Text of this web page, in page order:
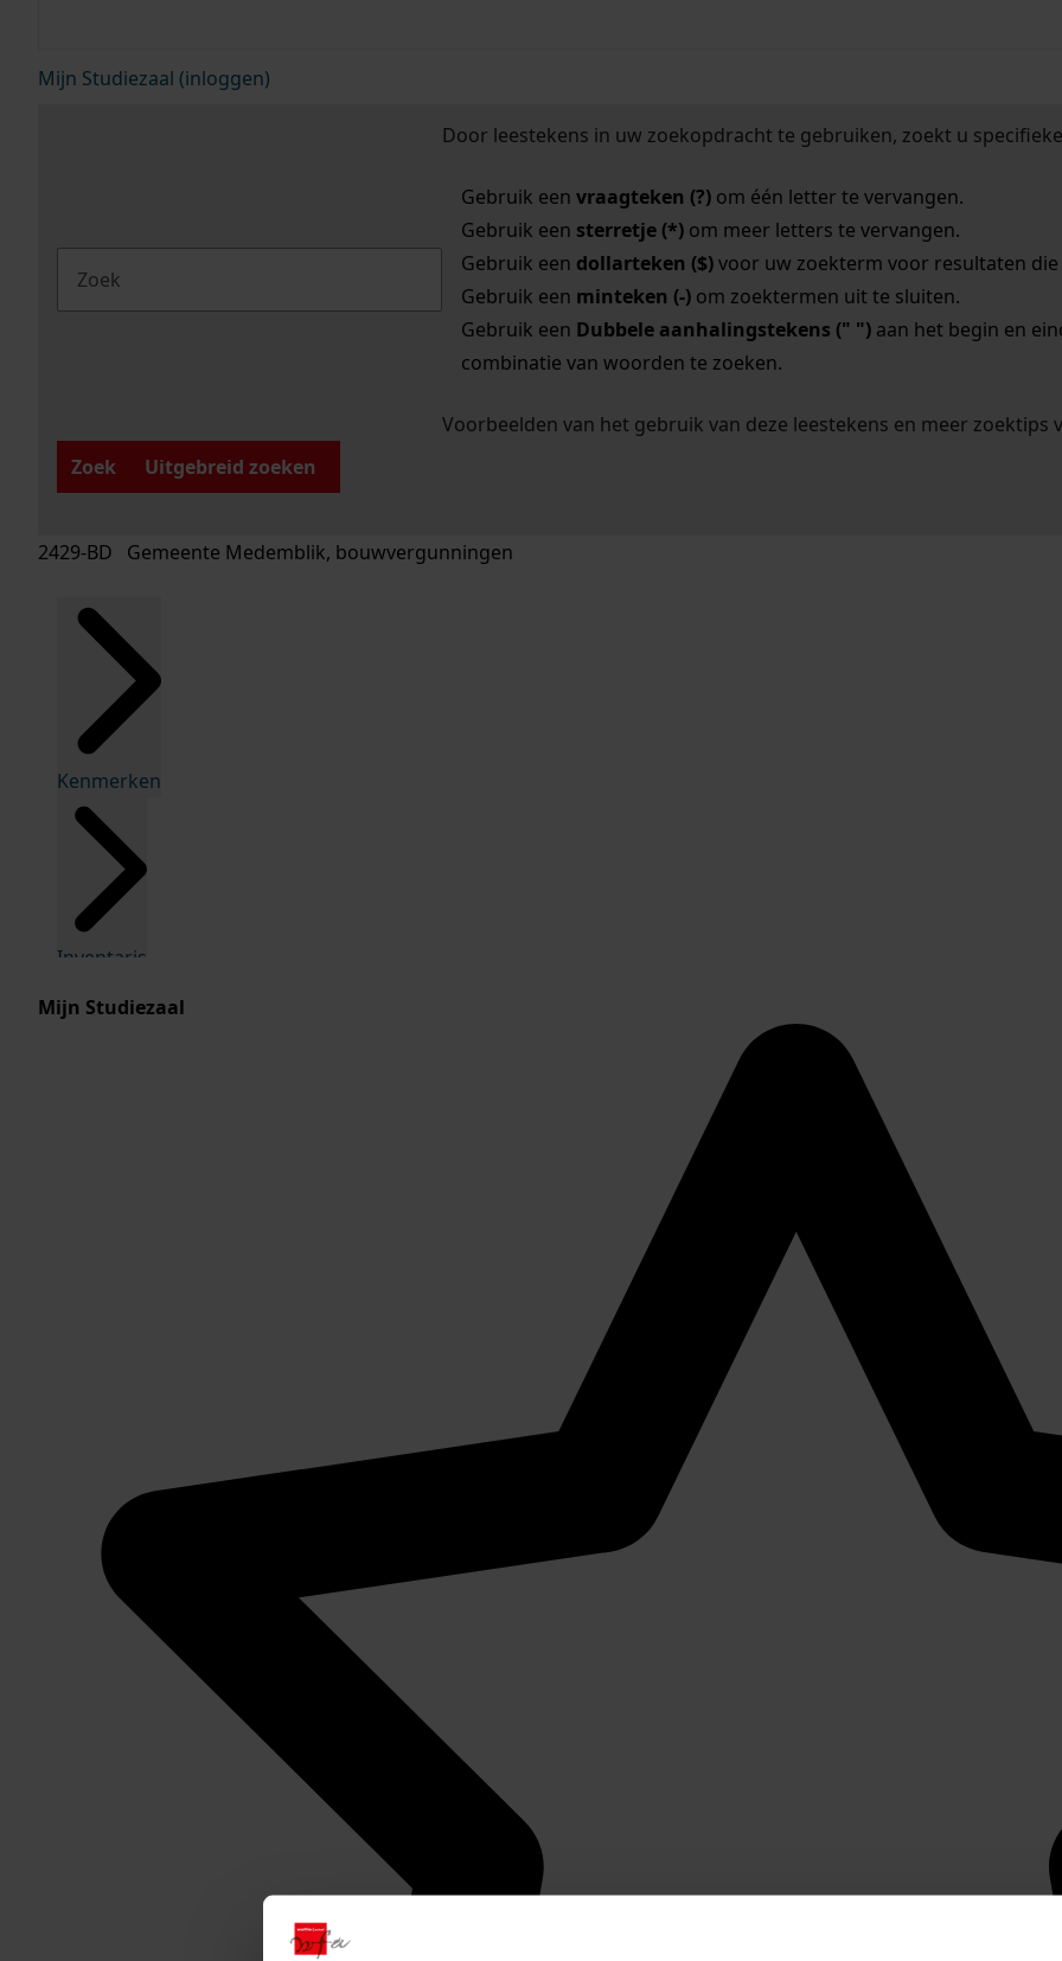
Mijn Studiezaal (inloggen)
Door leestekens in uw zoekopdracht te gebruiken, zoekt u
Gebruik een vraagteken (?)om één letter te vervangen.
Gebruik een sterretje (*)om meer letters te vervangen.
Gebruik een dollarteken ($)voor uw zoekterm voor resultaten die
Gebruik een minteken (-)om zoektermen uit te sluiten.
Gebruik een Dubbele aanhalingstekens (" ")aan het begin en
combinatie van woorden te zoeken.
Voorbeelden van het gebruik van deze leestekens en meer zoektips
Zoek
Uitgebreid zoeken
2429-BD Gemeente Medemblik, bouwvergunningen
Kenmerken
Inventaris
Mijn Studiezaal